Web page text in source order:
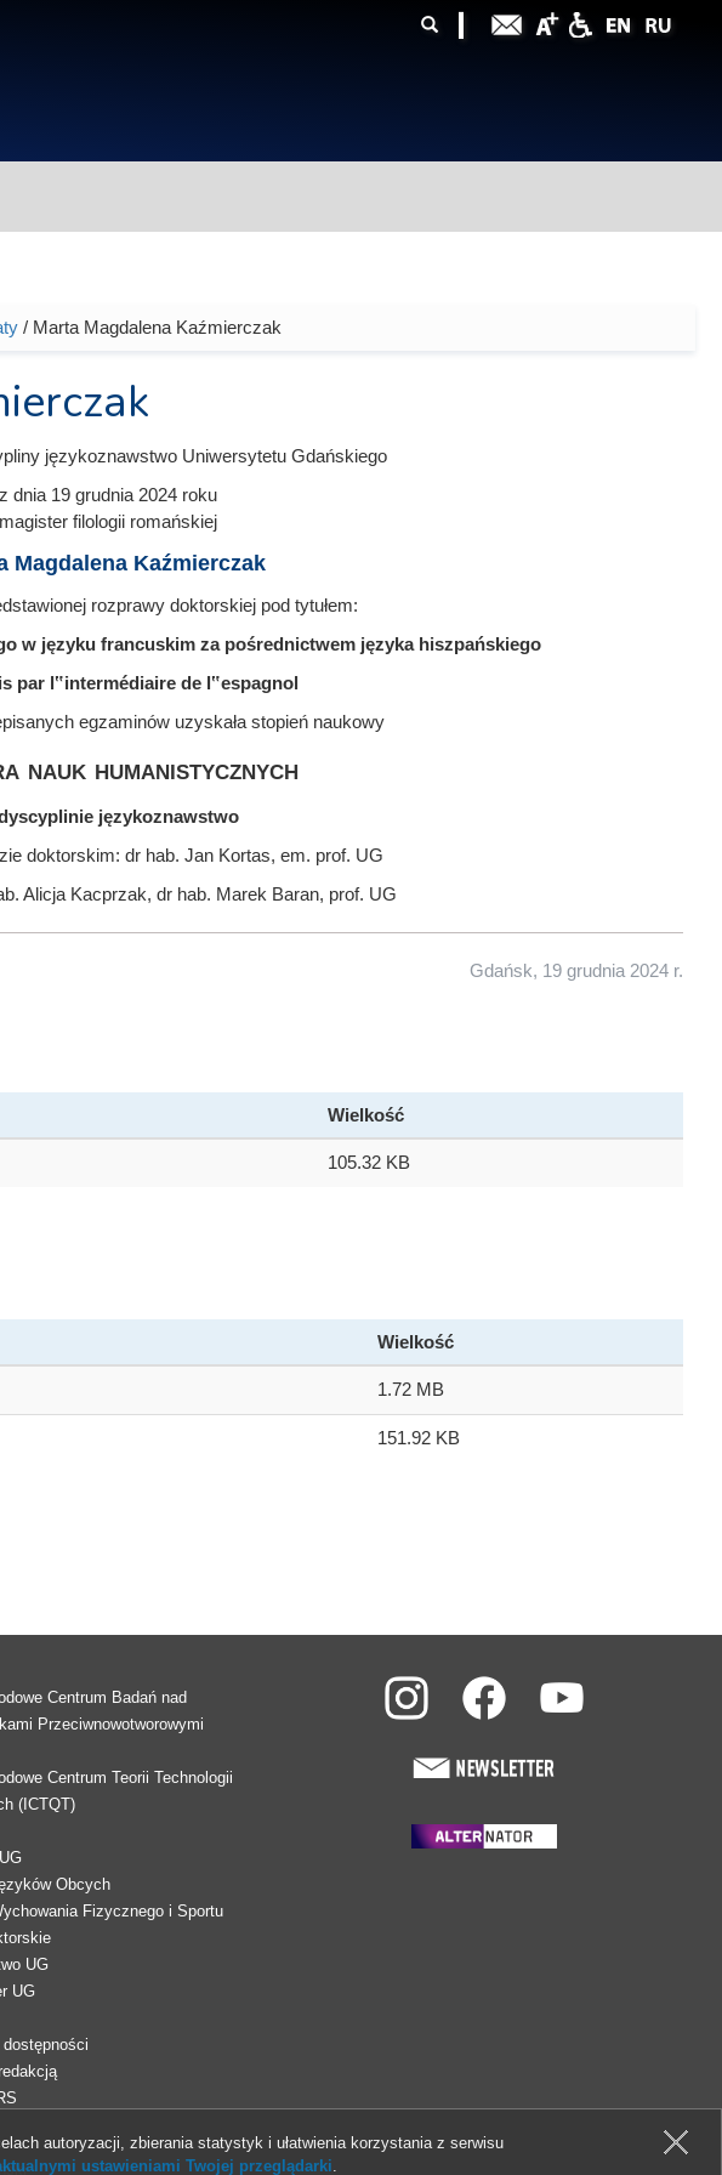
/ Marta Magdalena Kaźmierczak
językoznawstwo Uniwersytetu Gdańskiego
z dnia 19 grudnia 2024 roku
magister filologii romańskiej
Magdalena Kaźmierczak
rozprawy doktorskiej pod tytułem:
w języku francuskim za pośrednictwem języka hiszpańskiego
par l‟intermédiaire de l‟espagnol
egzaminów uzyskała stopień naukowy
nauk humanistycznych
językoznawstwo
doktorskim: dr hab. Jan Kortas, em. prof. UG
Alicja Kacprzak, dr hab. Marek Baran, prof. UG
Gdańsk, 19 grudnia 2024 r.
Wielkość
105.32 KB
Wielkość
1.72 MB
151.92 KB
Centrum Badań nad
Przeciwnowotworowymi
Centrum Teorii Technologii
(ICTQT)
Obcych
Fizycznego i Sportu
UG
UG
dostępności
autoryzacji, zbierania statystyk i ułatwienia korzystania z serwisu
ustawieniami Twojej przeglądarki.